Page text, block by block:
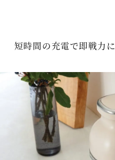
短時間の充電で即戦力に